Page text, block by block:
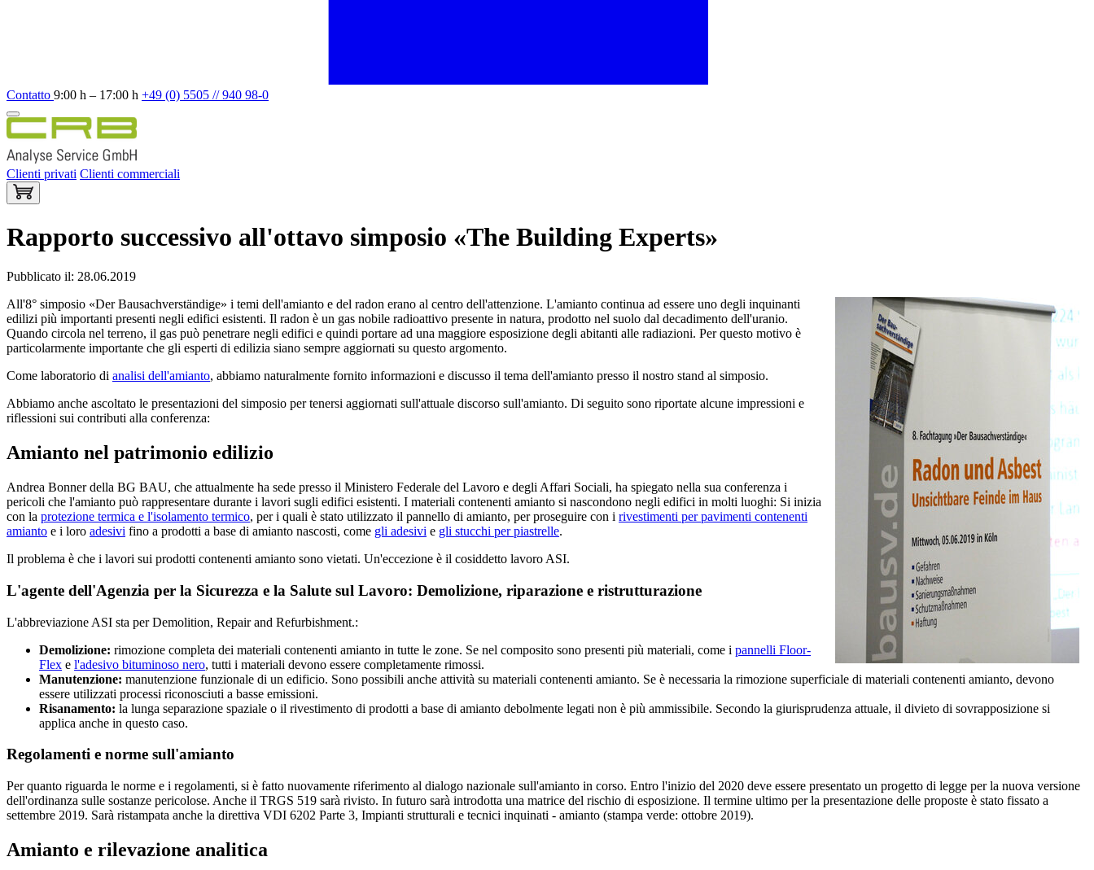
Contatto 9:00 h – 17:00 h +49 (0) 5505 // 940 98-0
Clienti privati Clienti commerciali
Rapporto successivo all'ottavo simposio «The Building Experts»
Pubblicato il: 28.06.2019
All'8° simposio «Der Bausachverständige» i temi dell'amianto e del radon erano al centro dell'attenzione. L'amianto continua ad essere uno degli inquinanti
edilizi più importanti presenti negli edifici esistenti. Il radon è un gas nobile radioattivo presente in natura, prodotto nel suolo dal decadimento dell'uranio.
Quando circola nel terreno, il gas può penetrare negli edifici e quindi portare ad una maggiore esposizione degli abitanti alle radiazioni. Per questo motivo è
particolarmente importante che gli esperti di edilizia siano sempre aggiornati su questo argomento.
Come laboratorio di analisi dell'amianto, abbiamo naturalmente fornito informazioni e discusso il tema dell'amianto presso il nostro stand al simposio.
Abbiamo anche ascoltato le presentazioni del simposio per tenersi aggiornati sull'attuale discorso sull'amianto. Di seguito sono riportate alcune impressioni e
riflessioni sui contributi alla conferenza:
Amianto nel patrimonio edilizio
Andrea Bonner della BG BAU, che attualmente ha sede presso il Ministero Federale del Lavoro e degli Affari Sociali, ha spiegato nella sua conferenza i
pericoli che l'amianto può rappresentare durante i lavori sugli edifici esistenti. I materiali contenenti amianto si nascondono negli edifici in molti luoghi: Si inizia
con la protezione termica e l'isolamento termico, per i quali è stato utilizzato il pannello di amianto, per proseguire con i rivestimenti per pavimenti contenenti
amianto e i loro adesivi fino a prodotti a base di amianto nascosti, come gli adesivi e gli stucchi per piastrelle.
Il problema è che i lavori sui prodotti contenenti amianto sono vietati. Un'eccezione è il cosiddetto lavoro ASI.
L'agente dell'Agenzia per la Sicurezza e la Salute sul Lavoro: Demolizione, riparazione e ristrutturazione
L'abbreviazione ASI sta per Demolition, Repair and Refurbishment.:
Demolizione: rimozione completa dei materiali contenenti amianto in tutte le zone. Se nel composito sono presenti più materiali, come i pannelli Floor-
Flex e l'adesivo bituminoso nero, tutti i materiali devono essere completamente rimossi.
Manutenzione: manutenzione funzionale di un edificio. Sono possibili anche attività su materiali contenenti amianto. Se è necessaria la rimozione superficiale di materiali contenenti amianto, devono
essere utilizzati processi riconosciuti a basse emissioni.
Risanamento: la lunga separazione spaziale o il rivestimento di prodotti a base di amianto debolmente legati non è più ammissibile. Secondo la giurisprudenza attuale, il divieto di sovrapposizione si
applica anche in questo caso.
Regolamenti e norme sull'amianto
Per quanto riguarda le norme e i regolamenti, si è fatto nuovamente riferimento al dialogo nazionale sull'amianto in corso. Entro l'inizio del 2020 deve essere presentato un progetto di legge per la nuova versione
dell'ordinanza sulle sostanze pericolose. Anche il TRGS 519 sarà rivisto. In futuro sarà introdotta una matrice del rischio di esposizione. Il termine ultimo per la presentazione delle proposte è stato fissato a
settembre 2019. Sarà ristampata anche la direttiva VDI 6202 Parte 3, Impianti strutturali e tecnici inquinati - amianto (stampa verde: ottobre 2019).
Amianto e rilevazione analitica